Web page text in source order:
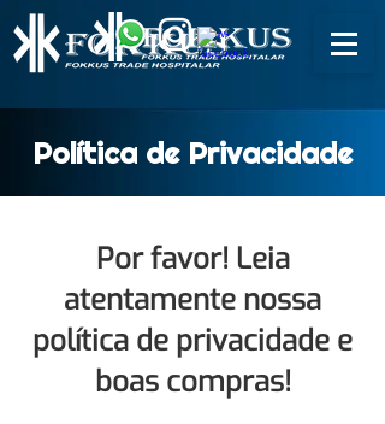
Política de Privacidade
Por favor! Leia
atentamente nossa
política de privacidade e
boas compras!